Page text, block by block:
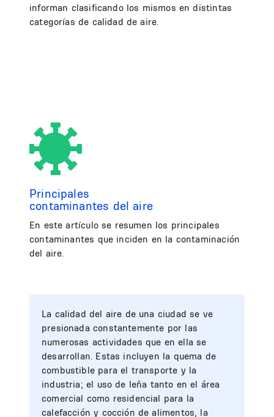
informan clasificando los mismos en distintas
categorías de calidad de aire.
Principales
contaminantes del aire
En este artículo se resumen los principales
contaminantes que inciden en la contaminación
del aire.
La calidad del aire de una ciudad se ve
presionada constantemente por las
numerosas actividades que en ella se
desarrollan. Estas incluyen la quema de
combustible para el transporte y la
industria; el uso de leña tanto en el área
comercial como residencial para la
calefacción y cocción de alimentos, la